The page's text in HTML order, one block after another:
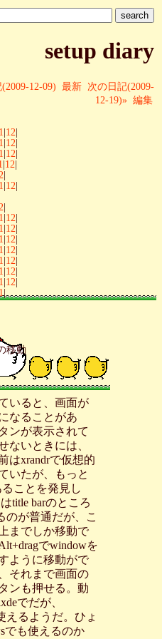
setup diary
12-09) 最新 次の日記(2009-
12-19)» 編集
|12|
|12|
|12|
|12|
|
|12|
|
|12|
|12|
|12|
|12|
|12|
|12|
|12|
|
移動
いると、画面が
なることがあ
ンが表示されて
ないときには、
はxrandrで仮想的
いたが、もっと
ことを発見し
title barのところ
のが普通だが、こ
までしか移動で
でwindowを
ように移動がで
それまで画面の
ンも押せる。動
でだが、
えるようだ。ひょ
でも使えるのか